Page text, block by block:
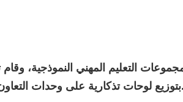
التعليم المهني النموذجية، وقام
بتوزيع لوحات تذكارية على وحدات التعاون الكمبودية الصينية.